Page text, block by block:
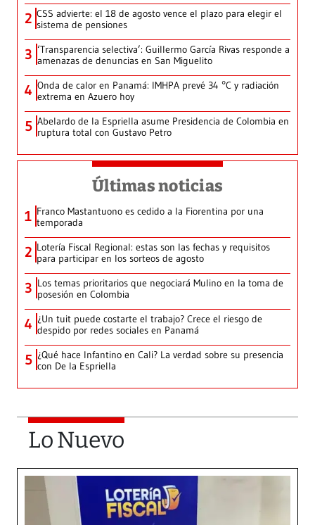
2 CSS advierte: el 18 de agosto vence el plazo para elegir el
sistema de pensiones
3 ‘Transparencia selectiva’: Guillermo García Rivas responde a
amenazas de denuncias en San Miguelito
4 Onda de calor en Panamá: IMHPA prevé 34 °C y radiación
extrema en Azuero hoy
5 Abelardo de la Espriella asume Presidencia de Colombia en
ruptura total con Gustavo Petro
Últimas noticias
1 Franco Mastantuono es cedido a la Fiorentina por una
temporada
2 Lotería Fiscal Regional: estas son las fechas y requisitos
para participar en los sorteos de agosto
3 Los temas prioritarios que negociará Mulino en la toma de
posesión en Colombia
4 ¿Un tuit puede costarte el trabajo? Crece el riesgo de
despido por redes sociales en Panamá
5 ¿Qué hace Infantino en Cali? La verdad sobre su presencia
con De la Espriella
Lo Nuevo